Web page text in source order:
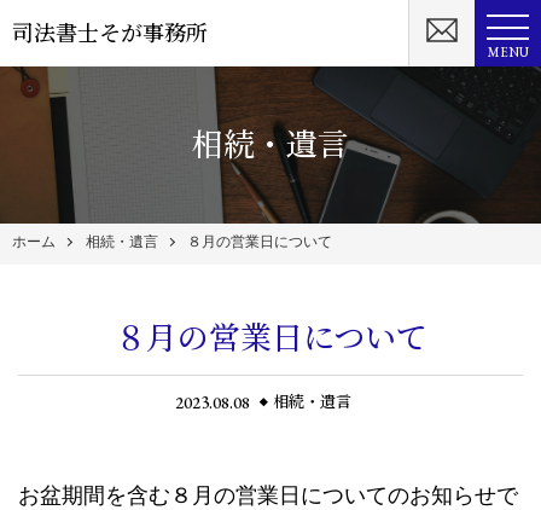
司法書士そが事務所
MENU
相続・遺言
ホーム 相続・遺言 ８月の営業日について
８月の営業日について
2023.08.08 相続・遺言
お盆期間を含む８月の営業日についてのお知らせで